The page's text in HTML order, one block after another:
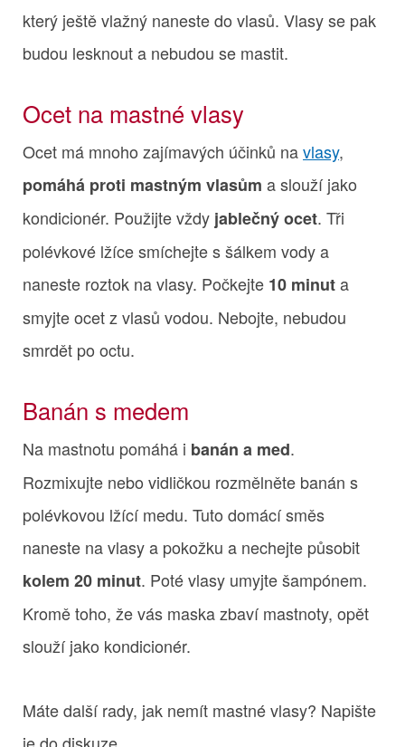
který ještě vlažný naneste do vlasů. Vlasy se pak
budou lesknout a nebudou se mastit.
Ocet na mastné vlasy
Ocet má mnoho zajímavých účinků navlasy,
pomáhá proti mastným vlasům a slouží jako
kondicionér. Použijte vždy jablečný ocet. Tři
polévkové lžíce smíchejte s šálkem vody a
naneste roztok na vlasy. Počkejte 10 minuta
smyjte ocet z vlasů vodou. Nebojte, nebudou
smrdět po octu.
Banán s medem
Na mastnotu pomáhá i banán a med.
Rozmixujte nebo vidličkou rozmělněte banán s
polévkovou lžící medu. Tuto domácí směs
naneste na vlasy a pokožku a nechejte působit
kolem 20 minut. Poté vlasy umyjte šampónem.
Kromě toho, že vás maska zbaví mastnoty, opět
slouží jako kondicionér.
Máte další rady, jak nemít mastné vlasy? Napište
je do diskuze.